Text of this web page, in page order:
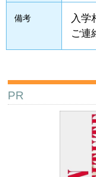
備考
入学
ご連
PR